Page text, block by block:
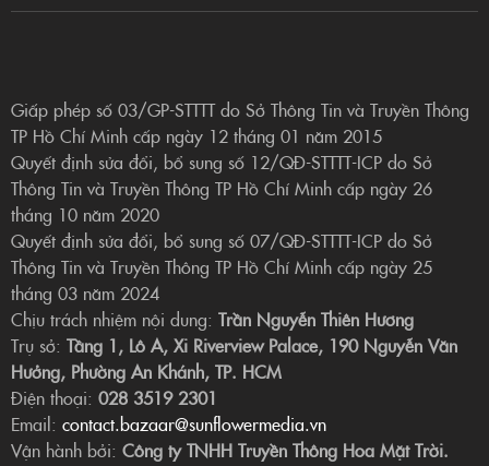
Giấp phép số 03/GP-STTTT do Sở Thông Tin và Truyền Thông
TP Hồ Chí Minh cấp ngày 12 tháng 01 năm 2015
Quyết định sửa đổi, bổ sung số 12/QĐ-STTTT-ICP do Sở
Thông Tin và Truyền Thông TP Hồ Chí Minh cấp ngày 26
tháng 10 năm 2020
Quyết định sửa đổi, bổ sung số 07/QĐ-STTTT-ICP do Sở
Thông Tin và Truyền Thông TP Hồ Chí Minh cấp ngày 25
tháng 03 năm 2024
Chịu trách nhiệm nội dung: Trần Nguyễn Thiên Hương
Trụ sở: Tầng 1, Lô A, Xi Riverview Palace, 190 Nguyễn Văn
Hưởng, Phường An Khánh, TP. HCM
Điện thoại: 028 3519 2301
Email: contact.bazaar@sunflowermedia.vn
Vận hành bởi: Công ty TNHH Truyền Thông Hoa Mặt Trời.